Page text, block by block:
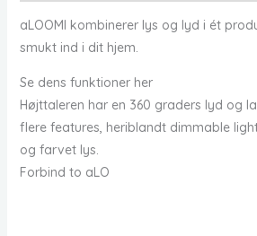
aLOOMI kombinerer lys og lyd i ét
smukt ind i dit hjem.
Se dens funktioner her
Højttaleren har en 360 graders lyd og
flere features, heriblandt dimmable
og farvet lys.
Forbind to aLO